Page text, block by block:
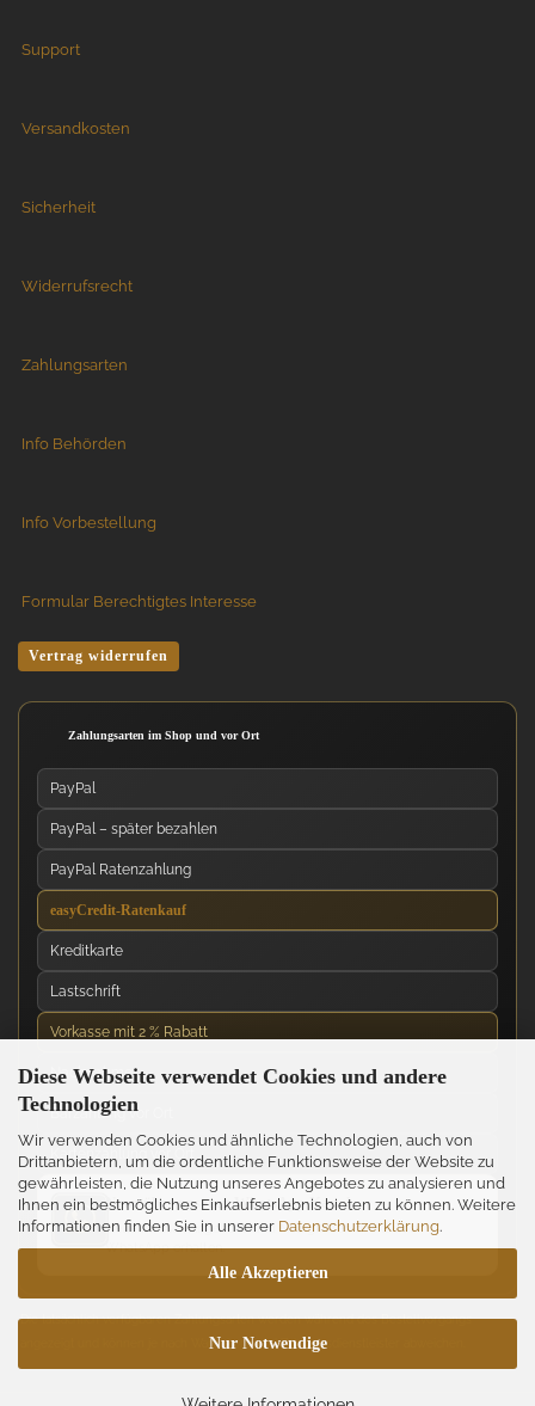
Diese Webseite verwendet Cookies und andere
Technologien
Wir verwenden Cookies und ähnliche Technologien, auch von
Drittanbietern, um die ordentliche Funktionsweise der Website zu
gewährleisten, die Nutzung unseres Angebotes zu analysieren und
Ihnen ein bestmögliches Einkaufserlebnis bieten zu können. Weitere
Informationen finden Sie in unserer Datenschutzerklärung.
Alle Akzeptieren
Nur Notwendige
Support
Versandkosten
Sicherheit
Widerrufsrecht
Zahlungsarten
Info Behörden
Info Vorbestellung
Formular Berechtigtes Interesse
Vertrag widerrufen
Zahlungsarten im Shop und vor Ort
PayPal
PayPal – später bezahlen
PayPal Ratenzahlung
easyCredit-Ratenkauf
Kreditkarte
Lastschrift
Vorkasse mit 2 % Rabatt
Nachnahme
Barzahlung vor Ort
Kartenzahlung vor Ort
News über unseren WhatsApp-Kanal
Neue Messer, Angebote und Neuigkeiten direkt über
WhatsApp erhalten.
Die tatsächlich verfügbaren Zahlungsarten werden während des Bestellvorgangs
angezeigt und können je nach Warenkorb und Zahlungsdienstleister abweichen.